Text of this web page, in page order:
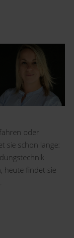
oder
sie schon lange:
heute findet sie